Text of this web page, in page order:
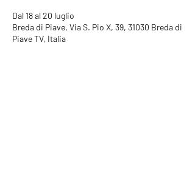
Dal 18 al 20 luglio
Breda di Piave, Via S. Pio X, 39, 31030 Breda di
Piave TV, Italia